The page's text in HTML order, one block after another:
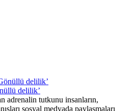
delilik’
adrenalin tutkunu insanların,
sosyal medyada paylaşmaları